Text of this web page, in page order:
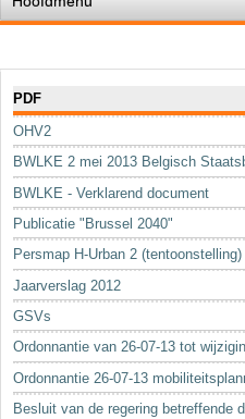
De spelregels
Stedenbouwkundige vergunning
Cartografie
Studies en publicaties
Sleutelwoorden
Stedenbouwkundige inlichtingen
PDF
OHV2
BWLKE 2 mei 2013 Belgisch
BWLKE - Verklarend document
Publicatie "Brussel 2040"
Persmap H-Urban 2 (tentoonstelling)
Jaarverslag 2012
GSVs
Ordonnantie van 26-07-13 tot
Ordonnantie 26-07-13
Besluit van de regering betreffende